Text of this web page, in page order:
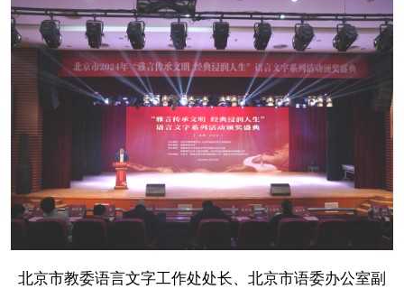
北京市教委语言文字工作处处长、北京市语委办公室副